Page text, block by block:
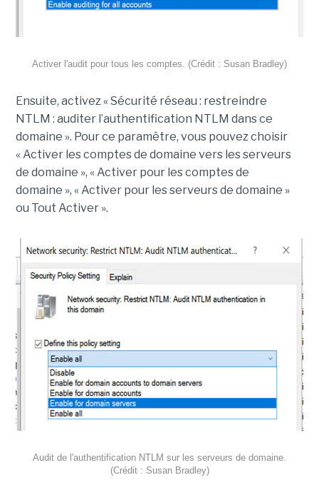
Activer l'audit pour tous les comptes. (Crédit : Susan Bradley)
Ensuite, activez « Sécurité réseau : restreindre
NTLM : auditer l’authentification NTLM dans ce
domaine ». Pour ce paramètre, vous pouvez choisir
« Activer les comptes de domaine vers les serveurs
de domaine », « Activer pour les comptes de
domaine », « Activer pour les serveurs de domaine »
ou Tout Activer ».
Audit de l'authentification NTLM sur les serveurs de domaine.
(Crédit : Susan Bradley)